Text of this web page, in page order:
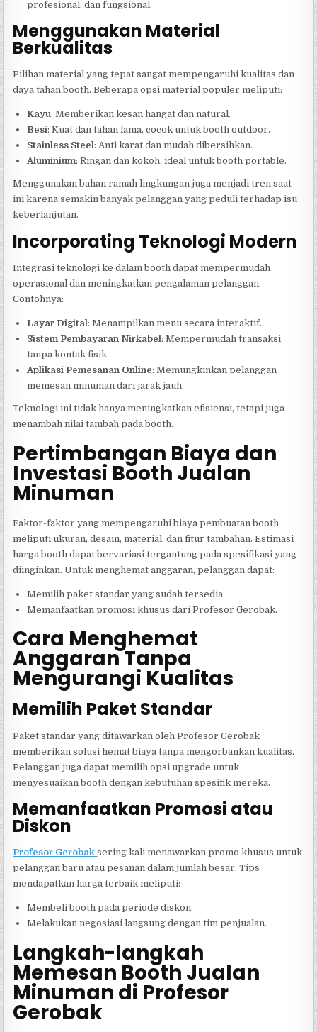
profesional, dan fungsional.
Menggunakan Material
Berkualitas
Pilihan material yang tepat sangat mempengaruhi kualitas dan
daya tahan booth. Beberapa opsi material populer meliputi:
Kayu: Memberikan kesan hangat dan natural.
Besi: Kuat dan tahan lama, cocok untuk booth outdoor.
Stainless Steel: Anti karat dan mudah dibersihkan.
Aluminium: Ringan dan kokoh, ideal untuk booth portable.
Menggunakan bahan ramah lingkungan juga menjadi tren saat
ini karena semakin banyak pelanggan yang peduli terhadap isu
keberlanjutan.
Incorporating Teknologi Modern
Integrasi teknologi ke dalam booth dapat mempermudah
operasional dan meningkatkan pengalaman pelanggan.
Contohnya:
Layar Digital: Menampilkan menu secara interaktif.
Sistem Pembayaran Nirkabel: Mempermudah transaksi
tanpa kontak fisik.
Aplikasi Pemesanan Online: Memungkinkan pelanggan
memesan minuman dari jarak jauh.
Teknologi ini tidak hanya meningkatkan efisiensi, tetapi juga
menambah nilai tambah pada booth.
Pertimbangan Biaya dan
Investasi Booth Jualan
Minuman
Faktor-faktor yang mempengaruhi biaya pembuatan booth
meliputi ukuran, desain, material, dan fitur tambahan. Estimasi
harga booth dapat bervariasi tergantung pada spesifikasi yang
diinginkan. Untuk menghemat anggaran, pelanggan dapat:
Memilih paket standar yang sudah tersedia.
Memanfaatkan promosi khusus dari Profesor Gerobak.
Cara Menghemat
Anggaran Tanpa
Mengurangi Kualitas
Memilih Paket Standar
Paket standar yang ditawarkan oleh Profesor Gerobak
memberikan solusi hemat biaya tanpa mengorbankan kualitas.
Pelanggan juga dapat memilih opsi upgrade untuk
menyesuaikan booth dengan kebutuhan spesifik mereka.
Memanfaatkan Promosi atau
Diskon
Profesor Gerobaksering kali menawarkan promo khusus untuk
pelanggan baru atau pesanan dalam jumlah besar. Tips
mendapatkan harga terbaik meliputi:
Membeli booth pada periode diskon.
Melakukan negosiasi langsung dengan tim penjualan.
Langkah-langkah
Memesan Booth Jualan
Minuman di Profesor
Gerobak